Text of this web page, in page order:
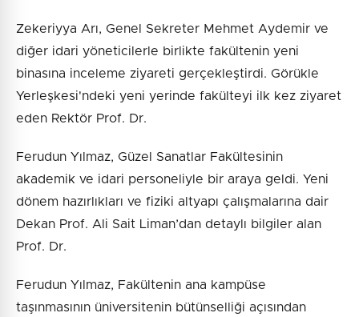
Zekeriyya Arı, Genel Sekreter Mehmet Aydemir ve
diğer idari yöneticilerle birlikte fakültenin yeni
binasına inceleme ziyareti gerçekleştirdi. Görükle
Yerleşkesi'ndeki yeni yerinde fakülteyi ilk kez ziyaret
eden Rektör Prof. Dr.
Ferudun Yılmaz, Güzel Sanatlar Fakültesinin
akademik ve idari personeliyle bir araya geldi. Yeni
dönem hazırlıkları ve fiziki altyapı çalışmalarına dair
Dekan Prof. Ali Sait Liman’dan detaylı bilgiler alan
Prof. Dr.
Ferudun Yılmaz, Fakültenin ana kampüse
taşınmasının üniversitenin bütünselliği açısından